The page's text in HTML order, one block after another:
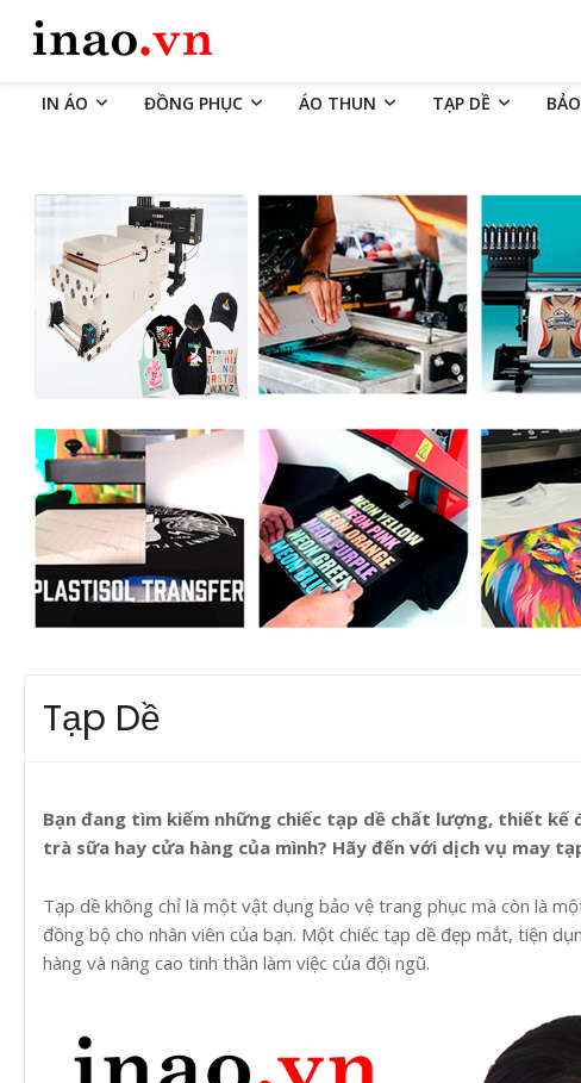
IN ÁO ĐỒNG PHỤC ÁO THUN TẠP DỀ
Tạp Dề
Bạn đang tìm kiếm những chiếc tạp dề chất lượng, thiết kế
trà sữa hay cửa hàng của mình? Hãy đến với dịch vụ may
Tạp dề không chỉ là một vật dụng bảo vệ trang phục mà còn là
đồng bộ cho nhân viên của bạn. Một chiếc tạp dề đẹp mắt, tiện
hàng và nâng cao tinh thần làm việc của đội ngũ.